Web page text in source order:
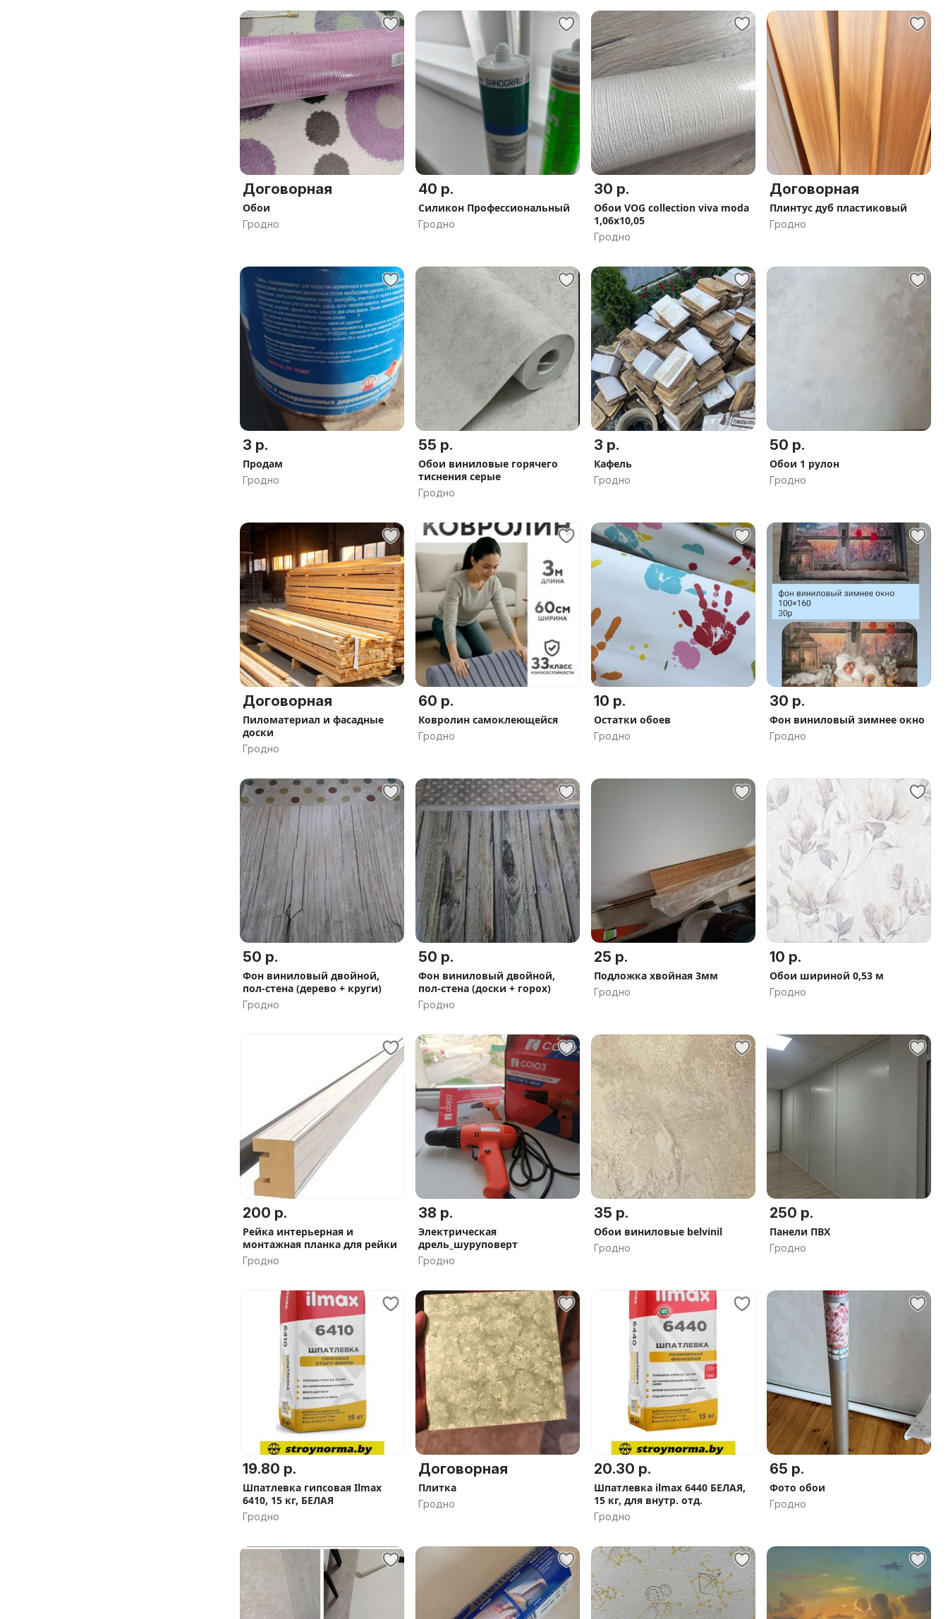
Договорная
Обои
Гродно
40 р.
Силикон Профессиональный
Гродно
30 р.
Обои VOG collection viva moda
1,06х10,05
Гродно
Договорная
Плинтус дуб пластиковый
Гродно
3 р.
Продам
Гродно
55 р.
Обои виниловые горячего
тиснения серые
Гродно
3 р.
Кафель
Гродно
50 р.
Обои 1 рулон
Гродно
Договорная
Пиломатериал и фасадные
доски
Гродно
60 р.
Ковролин самоклеющейся
Гродно
10 р.
Остатки обоев
Гродно
30 р.
Фон виниловый зимнее окно
Гродно
50 р.
Фон виниловый двойной,
пол-стена (дерево + круги)
Гродно
50 р.
Фон виниловый двойной,
пол-стена (доски + горох)
Гродно
25 р.
Подложка хвойная 3мм
Гродно
10 р.
Обои шириной 0,53 м
Гродно
200 р.
Рейка интерьерная и
монтажная планка для рейки
Гродно
38 р.
Электрическая
дрель_шуруповерт
Гродно
35 р.
Обои виниловые belvinil
Гродно
250 р.
Панели ПВХ
Гродно
19.80 р.
Шпатлевка гипсовая Ilmax
6410, 15 кг, БЕЛАЯ
Гродно
Договорная
Плитка
Гродно
20.30 р.
Шпатлевка ilmax 6440 БЕЛАЯ,
15 кг, для внутр. отд.
Гродно
65 р.
Фото обои
Гродно